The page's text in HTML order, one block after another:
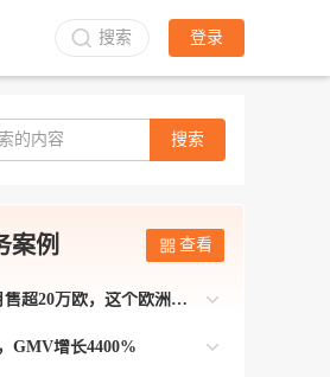
搜索 登录
搜索
案例 查看
从试水到月售超20万欧，这个欧洲本土平台被低估了
GMV增长4400%